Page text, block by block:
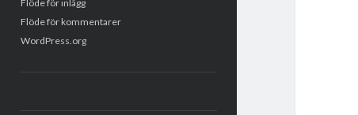
Flöde för inlägg
Flöde för kommentarer
WordPress.org